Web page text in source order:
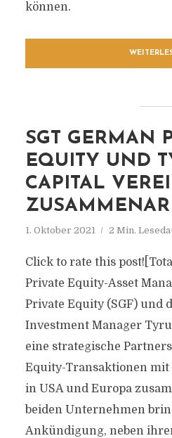
können.
SGT GERMAN
EQUITY UND
CAPITAL
1. Oktober 2021 2 Min.
Click to rate this
Private Equity-Asset
Private Equity (SGF) und
Investment Manager
eine strategische
Equity-Transaktionen
in USA und Europa
beiden Unternehmen
Ankündigung, neben